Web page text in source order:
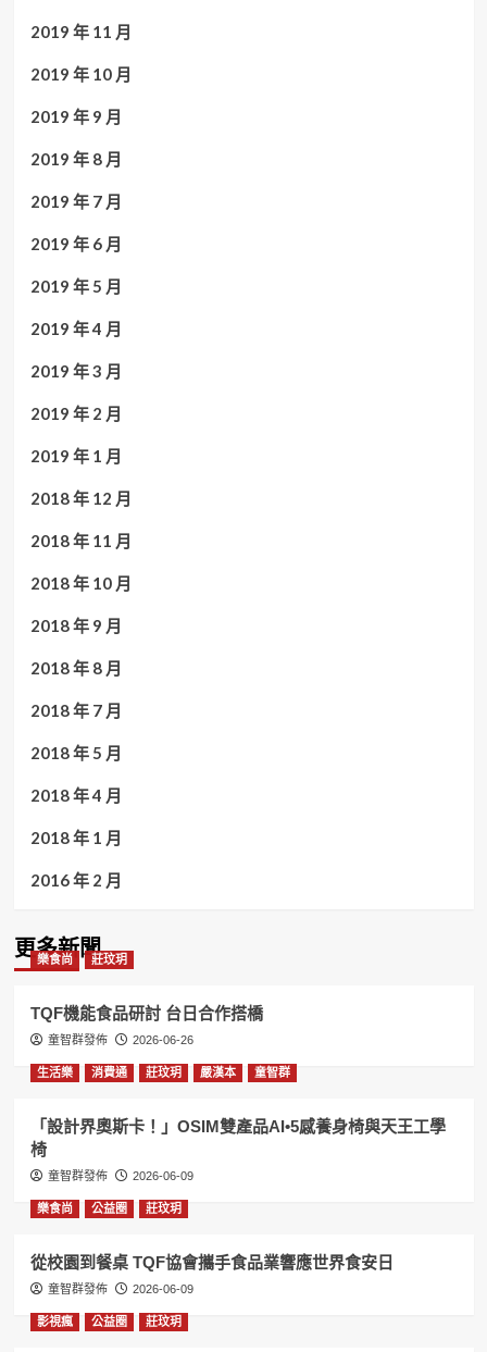
2019 年 11 月
2019 年 10 月
2019 年 9 月
2019 年 8 月
2019 年 7 月
2019 年 6 月
2019 年 5 月
2019 年 4 月
2019 年 3 月
2019 年 2 月
2019 年 1 月
2018 年 12 月
2018 年 11 月
2018 年 10 月
2018 年 9 月
2018 年 8 月
2018 年 7 月
2018 年 5 月
2018 年 4 月
2018 年 1 月
2016 年 2 月
更多新聞
樂食尚 莊玟玥
TQF機能食品研討 台日合作搭橋
童智群發佈 2026-06-26
生活樂 消費通 莊玟玥 嚴漢本 童智群
「設計界奧斯卡！」OSIM雙產品AI•5感養身椅與天王工學
椅
童智群發佈 2026-06-09
樂食尚 公益圈 莊玟玥
從校園到餐桌 TQF協會攜手食品業響應世界食安日
童智群發佈 2026-06-09
影視瘋 公益圈 莊玟玥